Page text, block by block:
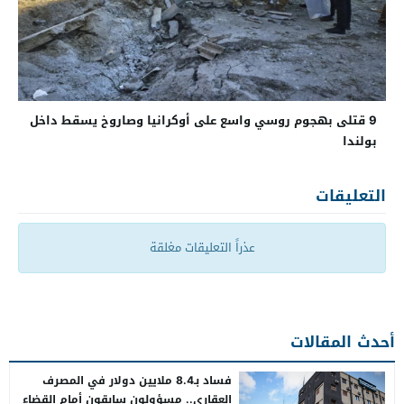
9 قتلى بهجوم روسي واسع على أوكرانيا وصاروخ يسقط داخل
بولندا
التعليقات
عذراً التعليقات مغلقة
أحدث المقالات
فساد بـ8.4 ملايين دولار في المصرف
العقاري.. مسؤولون سابقون أمام القضاء